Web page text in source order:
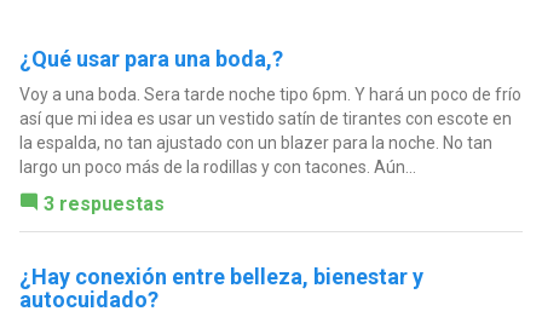
¿Qué usar para una boda,?
Voy a una boda. Sera tarde noche tipo 6pm. Y hará un poco de frío
así que mi idea es usar un vestido satín de tirantes con escote en
la espalda, no tan ajustado con un blazer para la noche. No tan
largo un poco más de la rodillas y con tacones. Aún...
3 respuestas
¿Hay conexión entre belleza, bienestar y
autocuidado?